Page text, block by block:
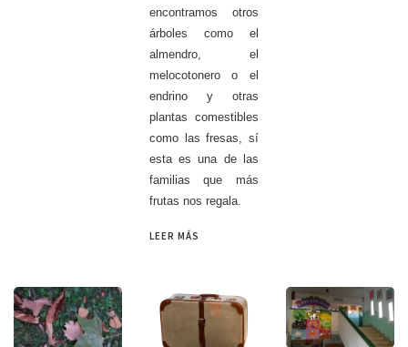
encontramos otros
árboles como el
almendro, el
melocotonero o el
endrino y otras
plantas comestibles
como las fresas, sí
esta es una de las
familias que más
frutas nos regala.
LEER MÁS